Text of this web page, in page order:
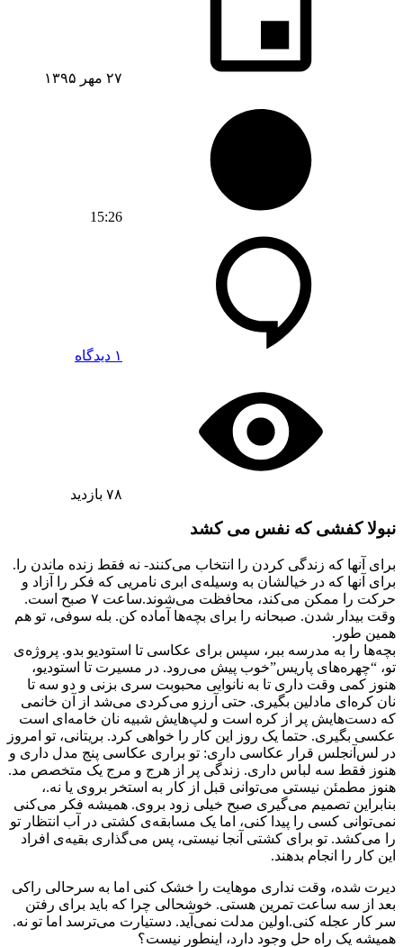
۲۷ مهر ۱۳۹۵
15:26
۱ دیدگاه
۷۸ بازدید
نبولا کفشی که نفس می کشد
برای آنها که زندگی کردن را انتخاب می‌کنند- نه فقط زنده ماندن را.
برای آنها که در خیالشان به وسیله‌ی ابری نامریی که فکر را آزاد و
حرکت را ممکن می‌کند، محافظت می‌شوند.ساعت ۷ صبح است.
وقت بیدار شدن. صبحانه را برای بچه‌ها آماده کن. بله سوفی، تو هم
همین طور.
بچه‌ها را به مدرسه ببر، سپس برای عکاسی تا استودیو بدو. پروژه‌ی
تو، “چهره‌های پاریس”خوب پیش می‌رود. در مسیرت تا استودیو،
هنوز کمی وقت داری تا به نانوایی محبوبت سری بزنی و دو سه تا
نان کره‌ای مادلین بگیری. حتی آرزو می‌کردی می‌شد از آن خانمی
که دست‌هایش پر از کره است و لپ‌هایش شبیه نان خامه‌ای است
عکسی بگیری. حتما یک روز این کار را خواهی کرد. بریتانی، تو امروز
در لس‌آنجلس قرار عکاسی داری: تو براری عکاسی پنج مدل داری و
هنوز فقط سه لباس داری. زندگی پر از هرج و مرج یک متخصص مد.
هنوز مطمئن نیستی می‌توانی قبل از کار به استخر بروی یا نه.،
بنابراین تصمیم می‌گیری صبح خیلی زود بروی. همیشه فکر می‌کنی
نمی‌توانی کسی را پیدا کنی، اما یک مسابقه‌ی کشتی در آب انتظار تو
را می‌کشد. تو برای کشتی آنجا نیستی، پس می‌گذاری بقیه‌ی افراد
این کار را انجام بدهند.
دیرت شده، وقت نداری موهایت را خشک کنی اما به سرحالی راکی
بعد از سه ساعت تمرین هستی. خوشحالی چرا که باید برای رفتن
سر کار عجله کنی.اولین مدلت نمی‌آید. دستیارت می‌ترسد اما تو نه.
همیشه یک راه حل وجود دارد، اینطور نیست؟